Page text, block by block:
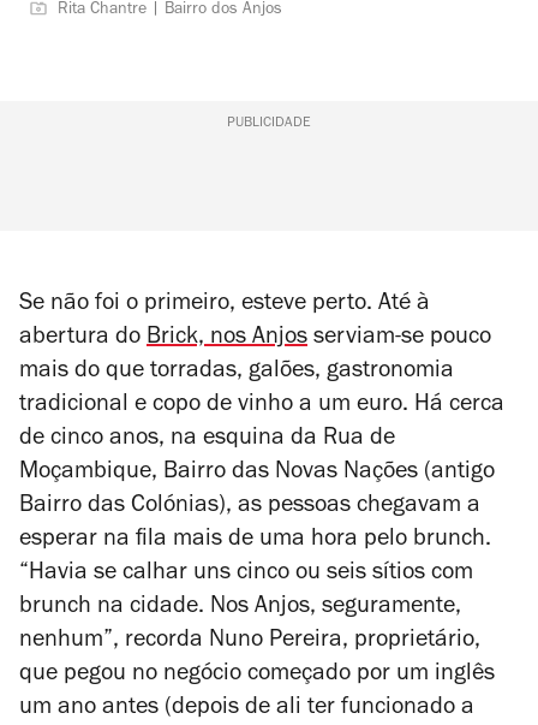
Rita Chantre | Bairro dos Anjos
PUBLICIDADE
Se não foi o primeiro, esteve perto. Até à
abertura do Brick, nos Anjos serviam-se pouco
mais do que torradas, galões, gastronomia
tradicional e copo de vinho a um euro. Há cerca
de cinco anos, na esquina da Rua de
Moçambique, Bairro das Novas Nações (antigo
Bairro das Colónias), as pessoas chegavam a
esperar na fila mais de uma hora pelo brunch.
“Havia se calhar uns cinco ou seis sítios com
brunch na cidade. Nos Anjos, seguramente,
nenhum”, recorda Nuno Pereira, proprietário,
que pegou no negócio começado por um inglês
um ano antes (depois de ali ter funcionado a